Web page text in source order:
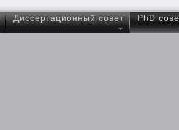
Диссертационный совет PhD